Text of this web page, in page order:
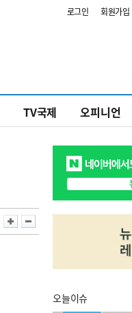
로그인 회원가입
TV국제 오피니언
오늘이슈